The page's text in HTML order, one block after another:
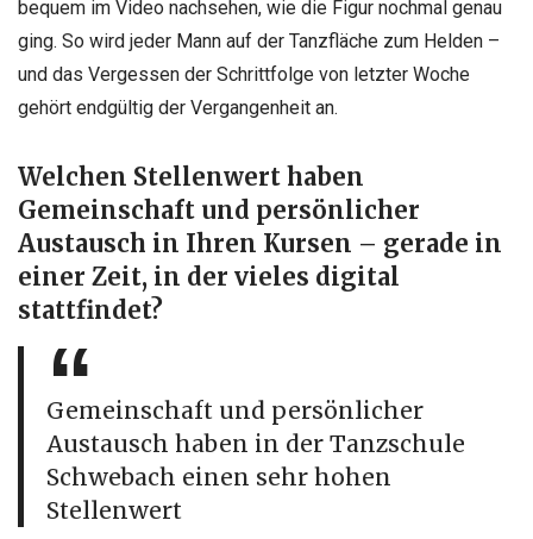
bequem im Video nachsehen, wie die Figur nochmal genau
ging. So wird jeder Mann auf der Tanzfläche zum Helden –
und das Vergessen der Schrittfolge von letzter Woche
gehört endgültig der Vergangenheit an.
Welchen Stellenwert haben
Gemeinschaft und persönlicher
Austausch in Ihren Kursen – gerade in
einer Zeit, in der vieles digital
stattfindet?
Gemeinschaft und persönlicher
Austausch haben in der Tanzschule
Schwebach einen sehr hohen
Stellenwert